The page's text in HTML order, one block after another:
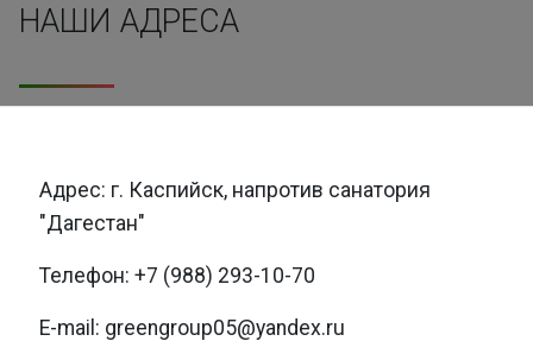
НАШИ АДРЕСА
Адрес: г. Каспийск, напротив санатория
"Дагестан"
Телефон: +7 (988) 293-10-70
E-mail: greengroup05@yandex.ru